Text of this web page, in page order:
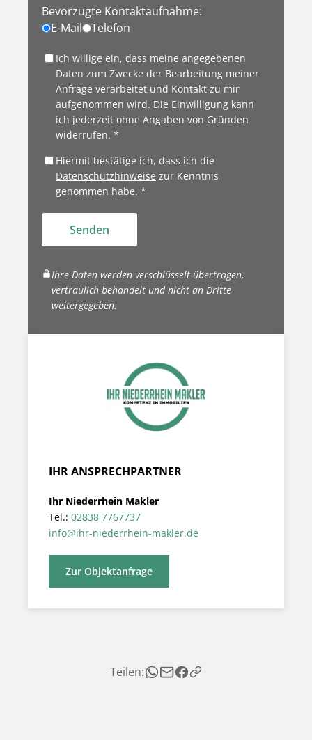
Bevorzugte Kontaktaufnahme:
E-Mail
Telefon
Ich willige ein, dass meine angegebenen
Daten zum Zwecke der Bearbeitung meiner
Anfrage verarbeitet und Kontakt zu mir
aufgenommen wird. Die Einwilligung kann
ich jederzeit ohne Angaben von Gründen
widerrufen. *
Hiermit bestätige ich, dass ich die
Datenschutzhinweise zur Kenntnis
genommen habe. *
Senden
Ihre Daten werden verschlüsselt übertragen,
vertraulich behandelt und nicht an Dritte
weitergegeben.
IHR ANSPRECHPARTNER
Ihr Niederrhein Makler
Tel.: 02838 7767737
info@ihr-niederrhein-makler.de
Zur Objektanfrage
Teilen: